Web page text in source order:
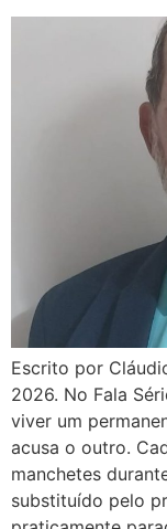
Escrito por
2026. No Fala
viver um
acusa o outro.
manchetes
substituído pelo